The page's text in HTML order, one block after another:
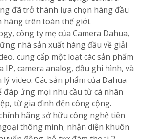
đã trở thành lựa chọn hàng đầu
hàng trên toàn thế giới.
công ty mẹ của Camera Dahua,
nhà sản xuất hàng đầu về giải
cung cấp một loạt các sản phẩm
IP, camera analog, đầu ghi hình, và
video. Các sản phẩm của Dahua
đáp ứng mọi nhu cầu từ cá nhân
từ gia đình đến công cộng.
hãng sở hữu công nghệ tiên
thông minh, nhận diện khuôn